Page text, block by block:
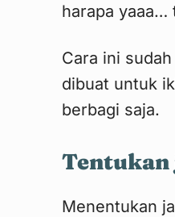
harapa yaaa…
Cara ini
dibuat untuk
berbagi saja.
Tentukan
Menentukan